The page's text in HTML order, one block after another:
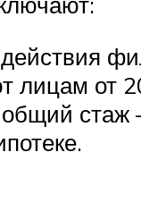
лицам от
стаж